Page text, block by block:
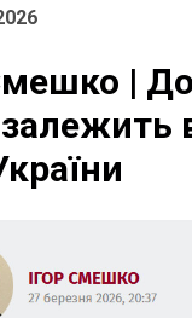
|
залежить